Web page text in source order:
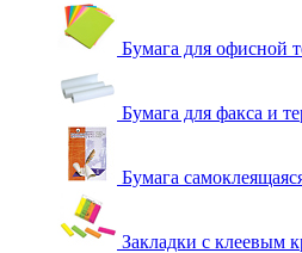
Бумага для офисной
Бумага для факса и
Бумага
Закладки с клеевым